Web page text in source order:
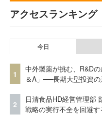
アクセスランキング
今日
1
中外製薬が挑む、R&D
＆A」──長期大型投資
2
日清食品HD経営管理部
戦略の実行不全を回避